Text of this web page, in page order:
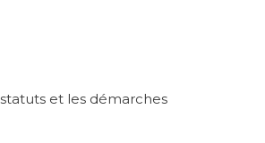
et les démarches